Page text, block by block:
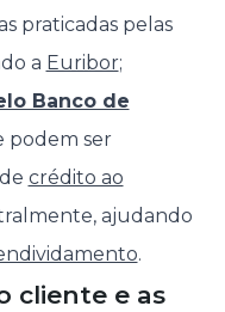
praticadas pelas
a Euribor;
Banco de
podem ser
crédito ao
ajudando
.
cliente e as